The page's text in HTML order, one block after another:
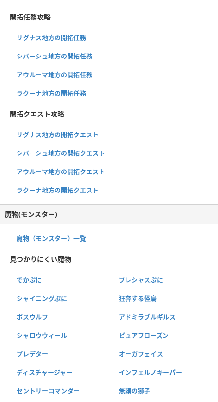
開拓任務攻略
リグナス地方の開拓任務
シバーシュ地方の開拓任務
アウルーマ地方の開拓任務
ラクーナ地方の開拓任務
開拓クエスト攻略
リグナス地方の開拓クエスト
シバーシュ地方の開拓クエスト
アウルーマ地方の開拓クエスト
ラクーナ地方の開拓クエスト
魔物(モンスター)
魔物（モンスター）一覧
見つかりにくい魔物
でかぷに プレシャスぷに
シャイニングぷに 狂奔する怪鳥
ボスウルフ アドミラブルギルス
シャロウウィール ピュアフローズン
プレデター オーガフェイス
ディスチャージャー インフェルノキーパー
セントリーコマンダー 無頼の獅子